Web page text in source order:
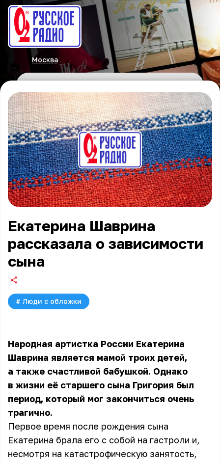
Москва
Екатерина Шаврина
рассказала о зависимости
сына
# Люди с обложки
Народная артистка России Екатерина
Шаврина является мамой троих детей,
а также счастливой бабушкой. Однако
в жизни её старшего сына Григория был
период, который мог закончиться очень
трагично.
Первое время после рождения сына
Екатерина брала его с собой на гастроли и,
несмотря на катастрофическую занятость,